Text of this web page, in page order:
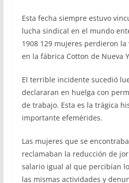
Esta fecha siempre estuvo
lucha sindical en el mundo
1908 129 mujeres perdieron
en la fábrica Cotton de Nueva
El terrible incidente sucedió
declararan en huelga con
de trabajo. Esta es la trágica
importante efemérides.
Las mujeres que se
reclamaban la reducción de
salario igual al que percibían
las mismas actividades y